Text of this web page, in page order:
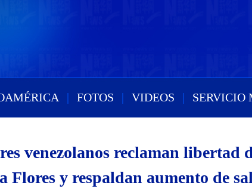
| FOTOS | VIDEOS | SERVICIO
venezolanos reclaman libertad
Flores y respaldan aumento de